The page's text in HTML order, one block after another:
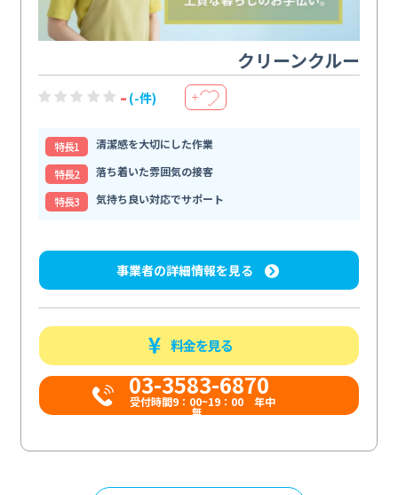
クリーンクルー
- (-件) ＋
特⻑1
清潔感を大切にした作業
特⻑2
落ち着いた雰囲気の接客
特⻑3
気持ち良い対応でサポート
事業者の詳細情報を見る
料金を見る
03-3583-6870
受付時間9：00~19：00 年中
無...